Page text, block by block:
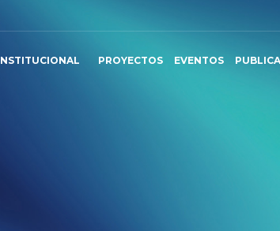
PROYECTOS EVENTOS